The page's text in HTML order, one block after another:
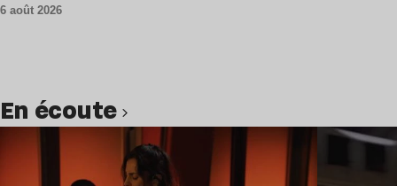
6 août 2026
en écoute
Lire l’article